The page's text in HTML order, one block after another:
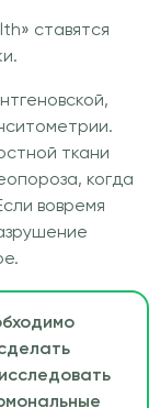
ставятся
ткани
когда
вовремя